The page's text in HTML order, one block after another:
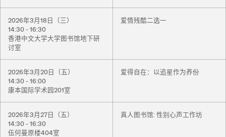
2026年3月18日（三）
14:30 - 16:30
香港中文大学大学图书馆地下研
讨室
爱情残酷二选一
2026年3月20日（五）
14:30 - 16:00
康本国际学术园201室
爱得自在：以追星作为养份
2026年3月27日（五​​）
14:30 - 16:30
伍何曼原楼404室
真人图书馆: 性别心声工作坊